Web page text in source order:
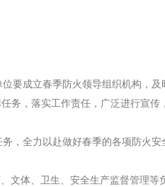
成立春季防火领导组织机构，及
务，落实工作责任，广泛进行宣
，全力以赴做好春季的各项防火安
体、卫生、安全生产监督管理等